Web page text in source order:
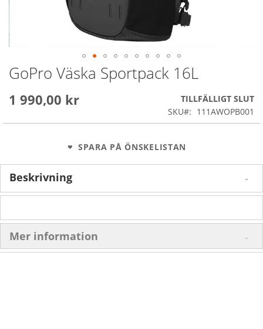
GoPro Väska Sportpack 16L
1 990,00 kr
TILLFÄLLIGT SLUT
SKU
111AWOPB001
SPARA PÅ ÖNSKELISTAN
Skip
to
beginning
the
Beskrivning
Mer information